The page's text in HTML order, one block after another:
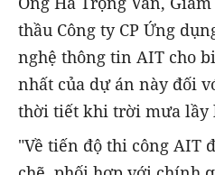
thầu Công ty CP Ứng
nghệ thông tin AIT cho
nhất của dự án này đối
thời tiết khi trời mưa lầy
"Về tiến độ thi công AIT